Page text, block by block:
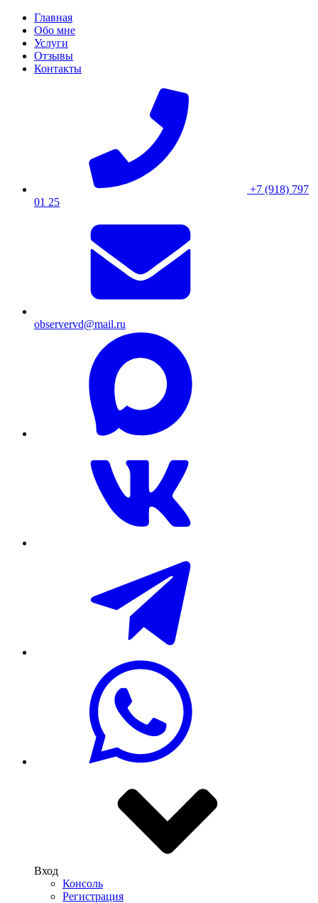
Skip
content
Главная
Обо мне
Услуги
Отзывы
Контакты
+7 (918) 797
01 25
observervd@mail.ru
Вход
Консоль
Регистрация